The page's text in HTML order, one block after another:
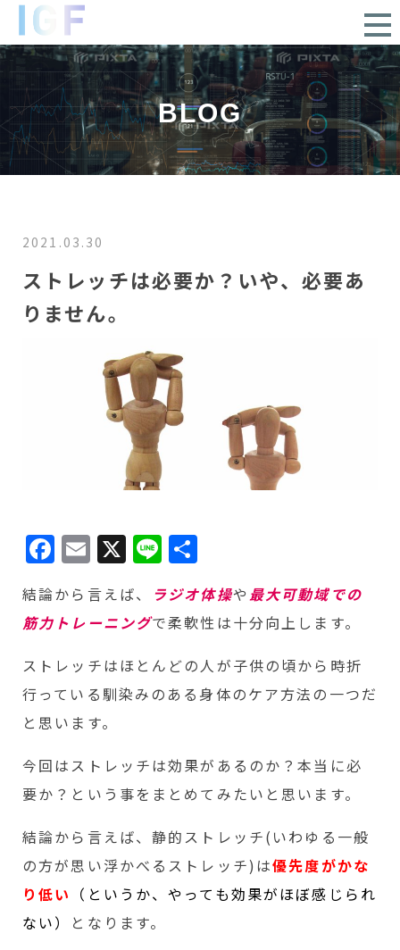
BLOG
2021.03.30
ストレッチは必要か？いや、必要あ
りません。
Facebook
Email
X Line
有
結論から言えば、 ラジオ体操や 最大可動域での
筋力トレーニングで柔軟性は十分向上します。
ストレッチはほとんどの人が子供の頃から時折
行っている馴染みのある身体のケア方法の一つだ
と思います。
今回はストレッチは効果があるのか？本当に必
要か？という事をまとめてみたいと思います。
結論から言えば、静的ストレッチ(いわゆる一般
の方が思い浮かべるストレッチ)は優先度がかな
り低い （というか、やっても効果がほぼ感じられ
ない）
となります。